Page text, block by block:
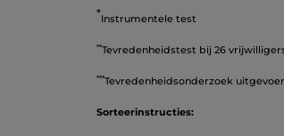
*Instrumentele test
**Tevredenheidstest bij 26
***Tevredenheidsonderzoek
Sorteerinstructies: